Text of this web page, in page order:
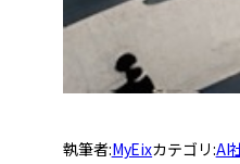
執筆者:MyEixカテゴリ:AI